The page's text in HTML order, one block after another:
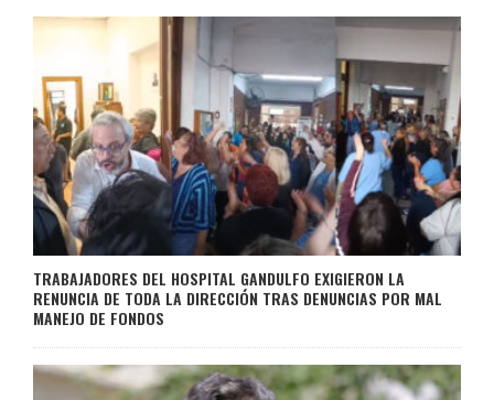
TRABAJADORES DEL HOSPITAL GANDULFO EXIGIERON LA
RENUNCIA DE TODA LA DIRECCIÓN TRAS DENUNCIAS POR MAL
MANEJO DE FONDOS